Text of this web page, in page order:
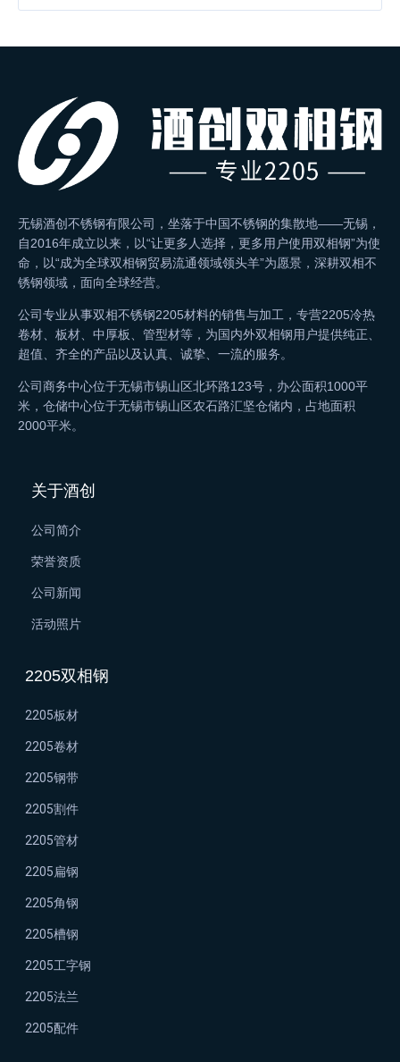
无锡酒创不锈钢有限公司，坐落于中国不锈钢的集散地——无锡，
自2016年成立以来，以“让更多人选择，更多用户使用双相钢”为使
命，以“成为全球双相钢贸易流通领域领头羊”为愿景，深耕双相不
锈钢领域，面向全球经营。
公司专业从事双相不锈钢2205材料的销售与加工，专营2205冷热
卷材、板材、中厚板、管型材等，为国内外双相钢用户提供纯正、
超值、齐全的产品以及认真、诚挚、一流的服务。
公司商务中心位于无锡市锡山区北环路123号，办公面积1000平
米，仓储中心位于无锡市锡山区农石路汇坚仓储内，占地面积
2000平米。
关于酒创
公司简介
荣誉资质
公司新闻
活动照片
2205双相钢
2205板材
2205卷材
2205钢带
2205割件
2205管材
2205扁钢
2205角钢
2205槽钢
2205工字钢
2205法兰
2205配件